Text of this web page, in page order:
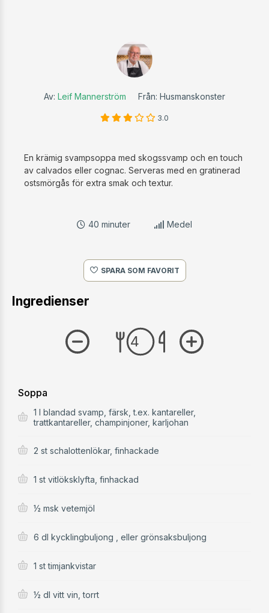
Av: Leif Mannerström Från: Husmanskonster
En krämig svampsoppa med skogssvamp och en touch
av calvados eller cognac. Serveras med en gratinerad
ostsmörgås för extra smak och textur.
40 minuter Medel
SPARA SOM FAVORIT
Ingredienser
Soppa
1 l blandad svamp, färsk, t.ex. kantareller,
trattkantareller, champinjoner, karljohan
2 st schalottenlökar, finhackade
1 st vitlöksklyfta, finhackad
½ msk vetemjöl
6 dl kycklingbuljong , eller grönsaksbuljong
1 st timjankvistar
½ dl vitt vin, torrt